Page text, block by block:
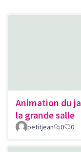
Animation du
la grande salle
petitjean 0 0